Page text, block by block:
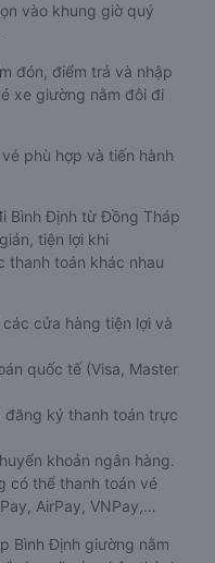
vào khung giờ quý
đón, điểm trả và nhập
xe giường nằm đôi đi
phù hợp và tiến hành
Bình Định từ Đồng Tháp
tiện lợi khi
thanh toán khác nhau
cửa hàng tiện lợi và
quốc tế (Visa, Master
đăng ký thanh toán trực
khoản ngân hàng.
có thể thanh toán vé
AirPay, VNPay,…
Bình Định giường nằm